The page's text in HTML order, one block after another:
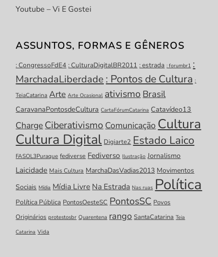
Youtube – Vi E Gostei
ASSUNTOS, FORMAS E GÊNEROS
: CongressoFdE4 : CulturaDigitalBR2011 : estrada : forumbr1 :
MarchadaLiberdade : Pontos de Cultura :
TeiaCatarina Arte Arte Ocasional ativismo Brasil
CaravanaPontosdeCultura CartaFórumCatarina Catavídeo13
Charge Ciberativismo Comunicação Cultura
Cultura Digital Digiarte2 Estado Laico
FASOL3Puraque fediverse Fediverso Ilustração Jornalismo
Laicidade Mais Cultura MarchaDasVadias2013 Movimentos
Sociais Mídia Mídia Livre Na Estrada Nas ruas Política
Política Pública PontosOesteSC PontosSC Povos
Originários protestosbr Quarentena rango SantaCatarina Teia
Catarina Vida